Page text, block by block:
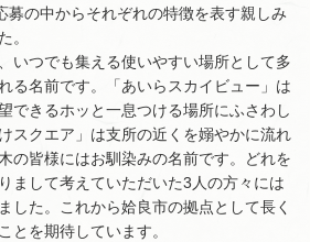
募の中からそれぞれの特徴を表す親しみ
。
いつでも集える使いやすい場所として多
る名前です。「あいらスカイビュー」は
できるホッと一息つける場所にふさわし
スクエア」は支所の近くを嫋やかに流れ
の皆様にはお馴染みの名前です。どれを
まして考えていただいた3人の方々には
した。これから姶良市の拠点として長く
とを期待しています。